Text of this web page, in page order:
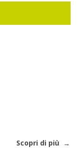
Scopri di più